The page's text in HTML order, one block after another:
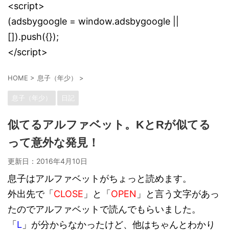
<script>
(adsbygoogle = window.adsbygoogle ||
[]).push({});
</script>
HOME > 息子（年少） >
息子（年少） 日記
似てるアルファベット。KとRが似てる
って意外な発見！
更新日： 2016年4月10日
息子はアルファベットがちょっと読めます。
外出先で「 CLOSE 」と「 OPEN 」と言う文字があっ
たのでアルファベットで読んでもらいました。
「 L 」が分からなかったけど、他はちゃんとわかり